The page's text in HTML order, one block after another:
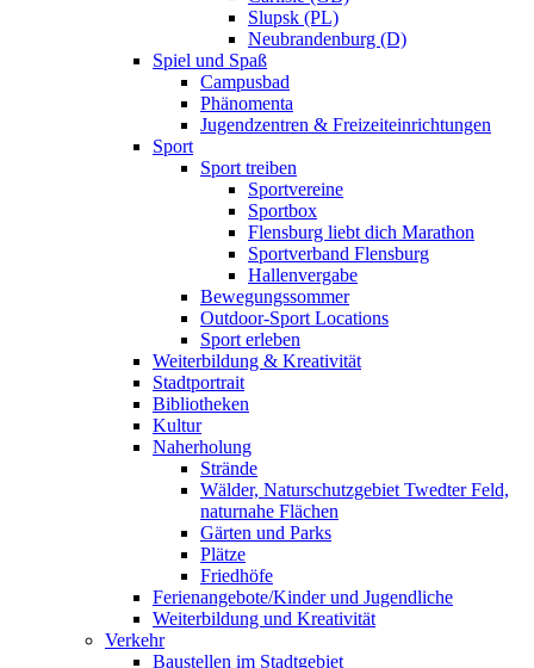
Slupsk (PL)
Neubrandenburg (D)
Spiel und Spaß
Campusbad
Phänomenta
Jugendzentren & Freizeiteinrichtungen
Sport
Sport treiben
Sportvereine
Sportbox
Flensburg liebt dich Marathon
Sportverband Flensburg
Hallenvergabe
Bewegungssommer
Outdoor-Sport Locations
Sport erleben
Weiterbildung & Kreativität
Stadtportrait
Bibliotheken
Kultur
Naherholung
Strände
Wälder, Naturschutzgebiet Twedter Feld,
naturnahe Flächen
Gärten und Parks
Plätze
Friedhöfe
Ferienangebote/Kinder und Jugendliche
Weiterbildung und Kreativität
Verkehr
Baustellen im Stadtgebiet